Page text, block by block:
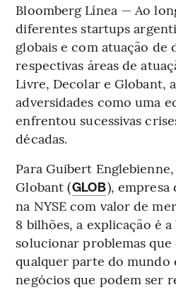
Bloomberg Línea — Ao
diferentes startups
globais e com atuação de
respectivas áreas de
Livre, Decolar e Globant,
adversidades como uma
enfrentou sucessivas
décadas.
Para Guibert
Globant (GLOB), empresa
na NYSE com valor de
8 bilhões, a explicação é
solucionar problemas
qualquer parte do mundo
negócios que podem ser